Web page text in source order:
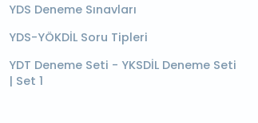
YDS Deneme Sınavları
YDS-YÖKDİL Soru Tipleri
YDT Deneme Seti - YKSDİL Deneme Seti
| Set 1